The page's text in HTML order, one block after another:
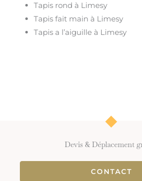
Tapis rond à Limesy
Tapis fait main à Limesy
Tapis a l’aiguille à Limesy
Devis & Déplacement
CONTACT